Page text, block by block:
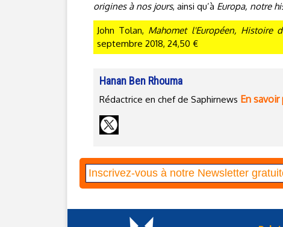
origines à nos jours, ainsi qu’à Europa, notre
John Tolan, Mahomet l'Européen, Histoire
septembre 2018, 24,50 €
Hanan Ben Rhouma
Rédactrice en chef de Saphirnews En